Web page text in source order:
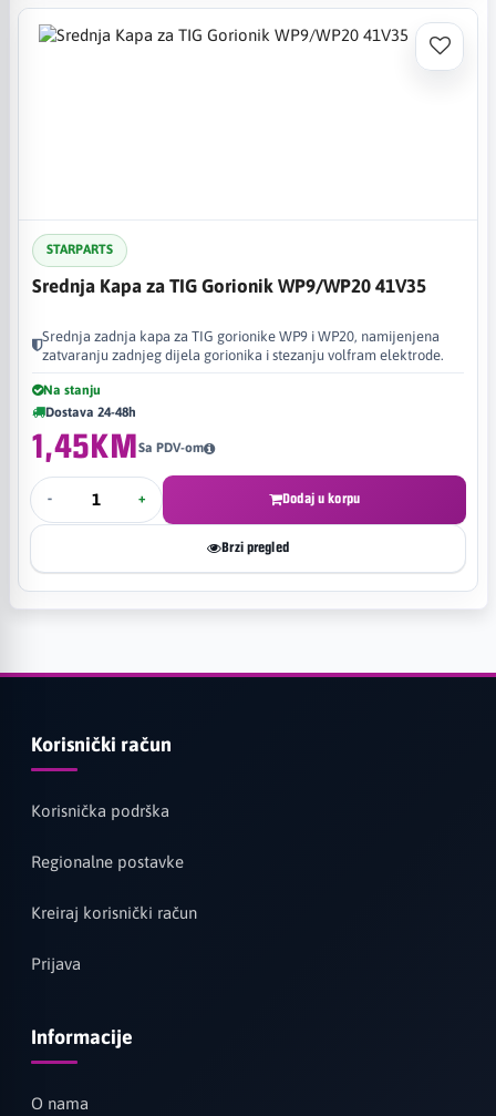
STARPARTS
Srednja Kapa za TIG Gorionik WP9/WP20 41V35
Srednja zadnja kapa za TIG gorionike WP9 i WP20, namijenjena
zatvaranju zadnjeg dijela gorionika i stezanju volfram elektrode.
Na stanju
Dostava 24-48h
1,45KMSa PDV-om
- + Dodaj u korpu
Brzi pregled
Korisnički račun
Korisnička podrška
Regionalne postavke
Kreiraj korisnički račun
Prijava
Informacije
O nama